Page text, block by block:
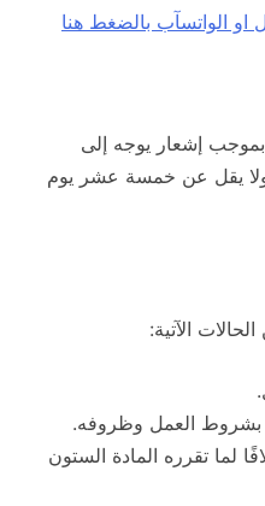
إشعار يوجه إلى
ولا يقل عن خمسة عشر يوم
الآتية:
بشروط العمل وظروفه.
لما تقرره المادة الستون